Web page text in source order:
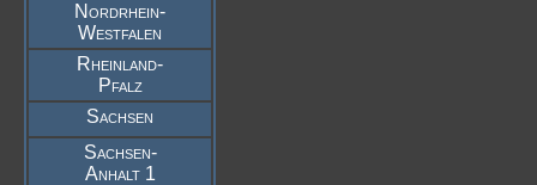
Nordrhein-
Westfalen
Rheinland-
Pfalz
Sachsen
Sachsen-
Anhalt 1